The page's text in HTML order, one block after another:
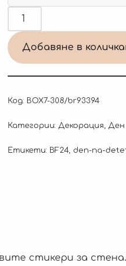
Добавяне в
Код: BOX7-308/br93394
Категории: Декорация
Етикети: BF24, den-na-
стикери за стена.